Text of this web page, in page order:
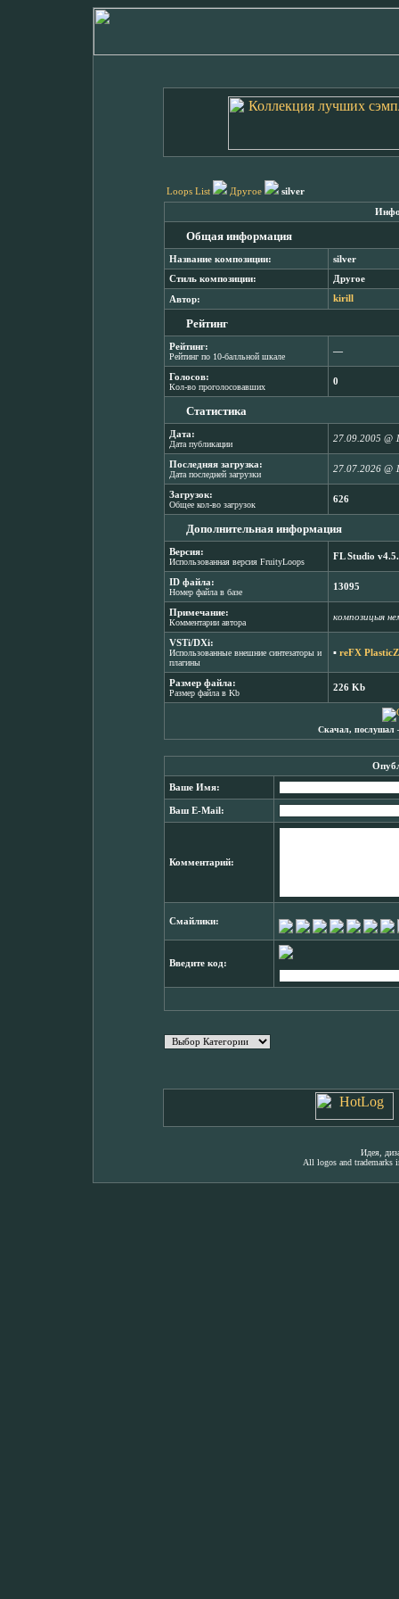
Loops List Другое silver
Общая информация
Название композиции: silver
Стиль композиции: Другое
Автор: kirill
Рейтинг
Рейтинг:
Рейтинг по 10-балльной шкале
―
Голосов:
Кол-во проголосовавших
0
Статистика
Дата:
Дата публикации
27.09.2005 @
Последняя загрузка:
Дата последней загрузки
27.07.2026 @
Загрузок:
Общее кол-во загрузок
626
Дополнительная информация
Версия:
Использованная версия FruityLoops
FL Studio
ID файла:
Номер файла в базе
13095
Примечание:
Комментарии автора
композицыя
VSTi/DXi:
Использованные внешние синтезаторы и
плагины
▪ reFX
Размер файла:
Размер файла в Kb
226 Kb
Скачал, послушал
Ваше Имя:
Ваш E-Mail:
Комментарий:
Смайлики:
Введите код:
Идея,
All logos and trademarks